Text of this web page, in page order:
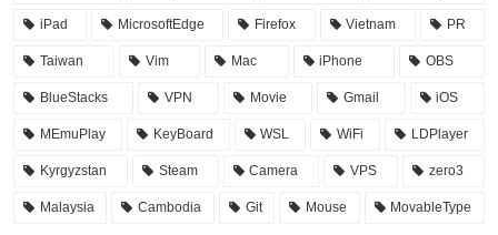
iPad MicrosoftEdge Firefox Vietnam PR
Taiwan Vim Mac iPhone OBS
BlueStacks VPN Movie Gmail iOS
MEmuPlay KeyBoard WSL WiFi LDPlayer
Kyrgyzstan Steam Camera VPS zero3
Malaysia Cambodia Git Mouse MovableType